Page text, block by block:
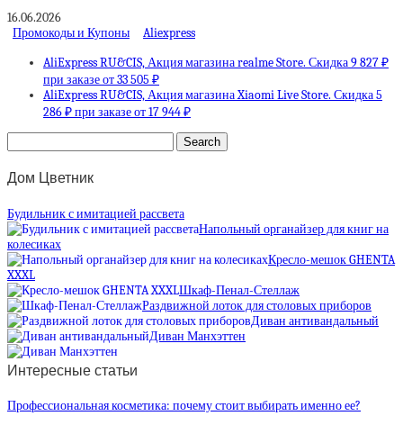
16.06.2026
Промокоды и Купоны
Aliexpress
AliExpress RU&CIS, Акция магазина realme Store. Скидка 9 827 ₽
при заказе от 33 505 ₽
AliExpress RU&CIS, Акция магазина Xiaomi Live Store. Скидка 5
286 ₽ при заказе от 17 944 ₽
Дом Цветник
Будильник с имитацией рассвета
Напольный органайзер для книг на
колесиках
Кресло-мешок GHENTA
XXXL
Шкаф-Пенал-Стеллаж
Раздвижной лоток для столовых приборов
Диван антивандальный
Диван Манхэттен
Интересные статьи
Профессиональная косметика: почему стоит выбирать именно ее?